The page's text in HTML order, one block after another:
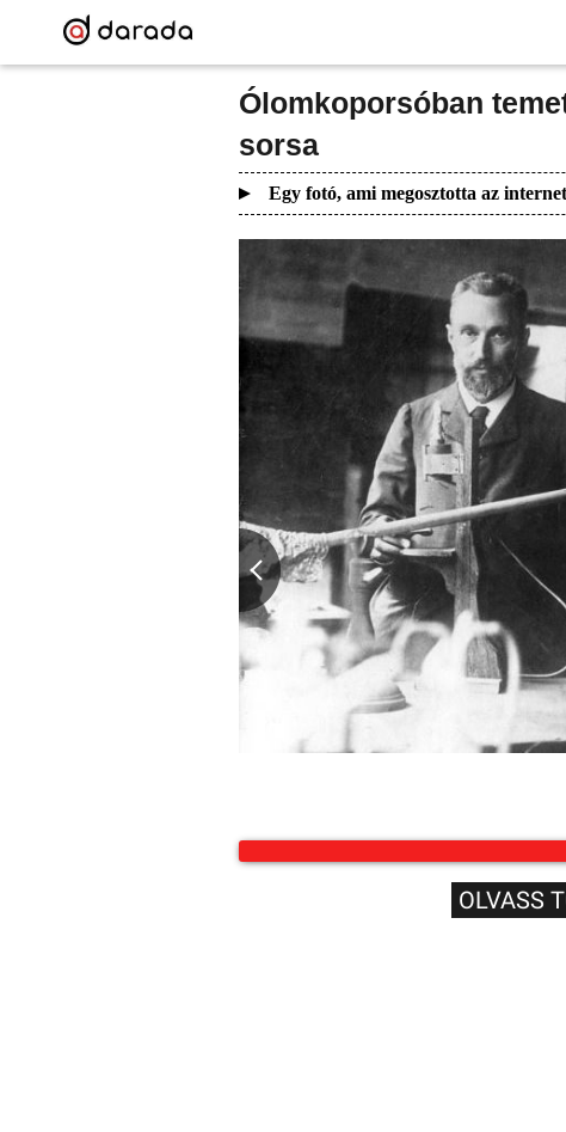
Ólomkoporsóban
sorsa
Egy fotó, ami megosztotta az
OLVASS